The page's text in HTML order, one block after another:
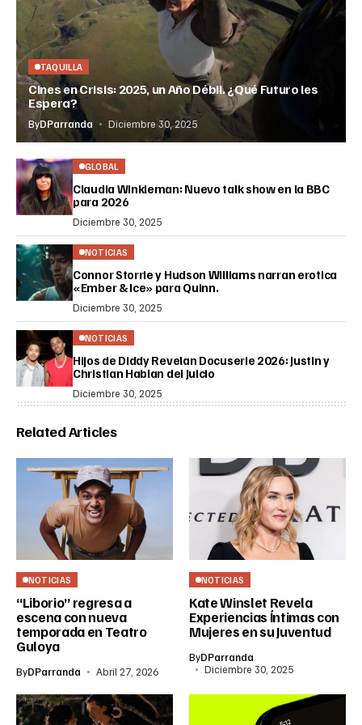
TAQUILLA
Cines en Crisis: 2025, un Año Débil. ¿Qué Futuro les
Espera?
ByDParranda Diciembre 30, 2025
GLOBAL
Claudia Winkleman: Nuevo talk show en la BBC
para 2026
Diciembre 30, 2025
NOTICIAS
Connor Storrie y Hudson Williams narran erotica
«Ember & Ice» para Quinn.
Diciembre 30, 2025
NOTICIAS
Hijos de Diddy Revelan Docuserie 2026: Justin y
Christian Hablan del Juicio
Diciembre 30, 2025
Related Articles
NOTICIAS
“Liborio” regresa a
escena con nueva
temporada en Teatro
Guloya
ByDParranda Abril 27, 2026
NOTICIAS
Kate Winslet Revela
Experiencias Íntimas con
Mujeres en su Juventud
ByDParranda
Diciembre 30, 2025